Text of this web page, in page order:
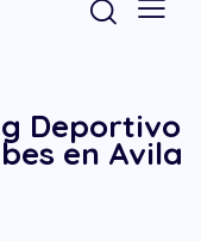
Deportivo
en Avila